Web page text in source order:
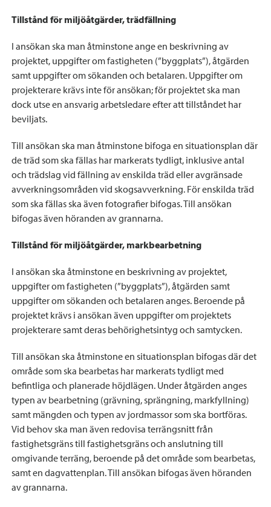
Tillstånd för miljöåtgärder, trädfällning
I ansökan ska man åtminstone ange en beskrivning av
projektet, uppgifter om fastigheten (”byggplats”), åtgärden
samt uppgifter om sökanden och betalaren. Uppgifter om
projekterare krävs inte för ansökan; för projektet ska man
dock utse en ansvarig arbetsledare efter att tillståndet har
beviljats.
Till ansökan ska man åtminstone bifoga en situationsplan där
de träd som ska fällas har markerats tydligt, inklusive antal
och trädslag vid fällning av enskilda träd eller avgränsade
avverkningsområden vid skogsavverkning. För enskilda träd
som ska fällas ska även fotografier bifogas. Till ansökan
bifogas även höranden av grannarna.
Tillstånd för miljöåtgärder, markbearbetning
I ansökan ska åtminstone en beskrivning av projektet,
uppgifter om fastigheten (”byggplats”), åtgärden samt
uppgifter om sökanden och betalaren anges. Beroende på
projektet krävs i ansökan även uppgifter om projektets
projekterare samt deras behörighetsintyg och samtycken.
Till ansökan ska åtminstone en situationsplan bifogas där det
område som ska bearbetas har markerats tydligt med
befintliga och planerade höjdlägen. Under åtgärden anges
typen av bearbetning (grävning, sprängning, markfyllning)
samt mängden och typen av jordmassor som ska bortföras.
Vid behov ska man även redovisa terrängsnitt från
fastighetsgräns till fastighetsgräns och anslutning till
omgivande terräng, beroende på det område som bearbetas,
samt en dagvattenplan. Till ansökan bifogas även höranden
av grannarna.